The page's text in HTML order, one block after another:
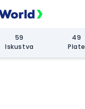
59
Iskustva
49
Plate